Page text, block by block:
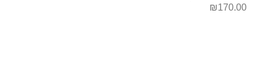
₪170.00